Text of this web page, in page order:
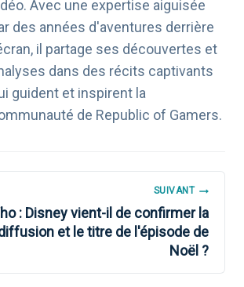
Avec une expertise aiguisée
des années d'aventures derrière
il partage ses découvertes et
dans des récits captivants
guident et inspirent la
de Republic of Gamers.
SUIVANT
: Disney vient-il de confirmer la
et le titre de l'épisode de
Noël ?